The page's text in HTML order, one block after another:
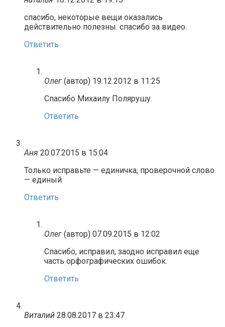
спасибо, некоторые вещи оказались
действительно полезны. спасибо за видео.
Ответить
Олег (автор) 19.12.2012 в 11:25
Спасибо Михаилу Полярушу.
Ответить
Аня 20.07.2015 в 15:04
Только исправьте — единичка, проверочной слово
— единый
Ответить
Олег (автор) 07.09.2015 в 12:02
Спасибо, исправил, заодно исправил еще
часть орфографических ошибок.
Ответить
Виталий 28.08.2017 в 23:47